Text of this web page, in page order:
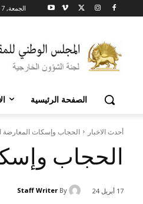
الجمعة, 7 أغسطس 2026
الصفحة الرئيسية
أحدث الاخبار الحجاب وإسكات المعارضة
الحجاب
17 أبريل 24 By
Staff Writer